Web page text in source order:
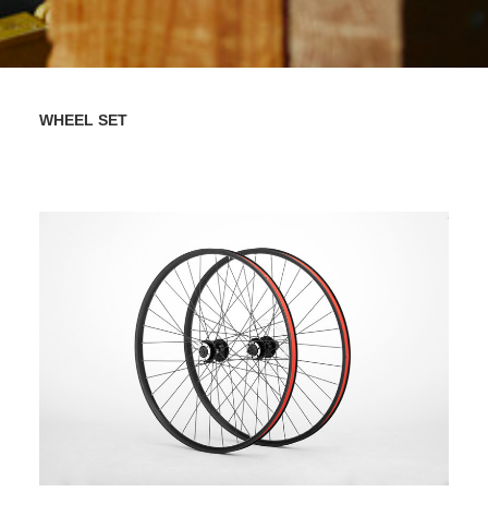
WHEEL SET